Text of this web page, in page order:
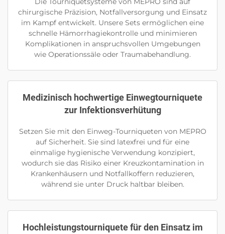
chirurgische Präzision, Notfallversorgung und Einsatz
im Kampf entwickelt. Unsere Sets ermöglichen eine
schnelle Hämorrhagiekontrolle und minimieren
Komplikationen in anspruchsvollen Umgebungen
wie Operationssäle oder Traumabehandlung.
Medizinisch hochwertige Einwegtourniquete
zur Infektionsverhütung
Setzen Sie mit den Einweg-Tourniqueten von MEPRO
auf Sicherheit. Sie sind latexfrei und für eine
einmalige hygienische Verwendung konzipiert,
wodurch sie das Risiko einer Kreuzkontamination in
Krankenhäusern und Notfallkoffern reduzieren,
während sie unter Druck haltbar bleiben.
Hochleistungstourniquete für den Einsatz im